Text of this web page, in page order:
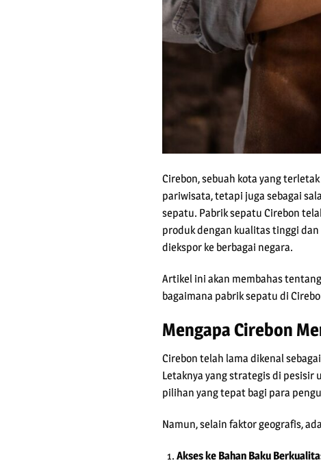
Cirebon, sebuah kota yang
pariwisata, tetapi juga sebagai
sepatu. Pabrik sepatu Cirebon
produk dengan kualitas tinggi
diekspor ke berbagai negara.
Artikel ini akan membahas
bagaimana pabrik sepatu di
Mengapa Cirebon
Cirebon telah lama dikenal
Letaknya yang strategis di pesisir
pilihan yang tepat bagi para
Namun, selain faktor geografis,
Akses ke Bahan Baku